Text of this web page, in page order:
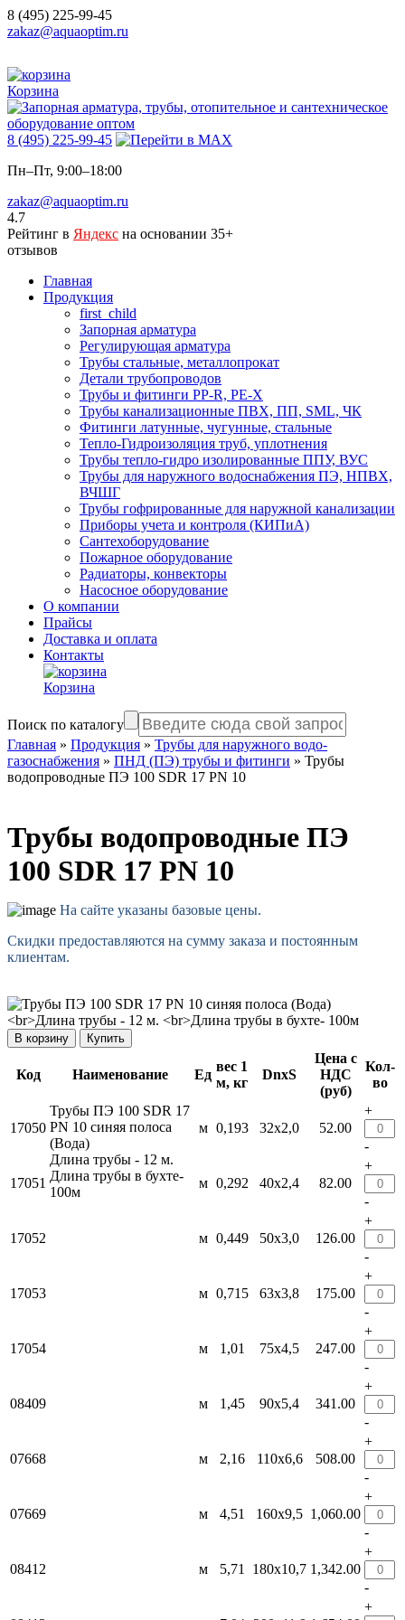
8 (495) 225-99-45
zakaz@aquaoptim.ru
Корзина
8 (495) 225-99-45
Пн–Пт, 9:00–18:00
zakaz@aquaoptim.ru
4.7
Рейтинг в Яндекс на основании 35+
отзывов
Главная
Продукция
first_child
Запорная арматура
Регулирующая арматура
Трубы стальные, металлопрокат
Детали трубопроводов
Трубы и фитинги PP-R, PE-X
Трубы канализационные ПВХ, ПП, SML, ЧК
Фитинги латунные, чугунные, стальные
Тепло-Гидроизоляция труб, уплотнения
Трубы тепло-гидро изолированные ППУ, ВУС
Трубы для наружного водоснабжения ПЭ, НПВХ,
ВЧШГ
Трубы гофрированные для наружной канализации
Приборы учета и контроля (КИПиА)
Сантехоборудование
Пожарное оборудование
Радиаторы, конвекторы
Насосное оборудование
О компании
Прайсы
Доставка и оплата
Контакты
Корзина
Поиск по каталогу
Главная » Продукция » Трубы для наружного водо-
газоснабжения » ПНД (ПЭ) трубы и фитинги » Трубы
водопроводные ПЭ 100 SDR 17 PN 10
Трубы водопроводные ПЭ
100 SDR 17 PN 10
На сайте указаны базовые цены.
Скидки предоставляются на сумму заказа и постоянным
клиентам.
Купить
Код Наименование Ед
вес 1
м, кг
DnxS
Цена с
НДС
(руб)
Кол-
во
17050
Трубы ПЭ 100 SDR 17
PN 10 cиняя полоса
(Вода)
Длина трубы - 12 м.
Длина трубы в бухте-
100м
м 0,193 32х2,0 52.00
+
-
17051 м 0,292 40х2,4 82.00
+
-
17052 м 0,449 50х3,0 126.00
+
-
17053 м 0,715 63х3,8 175.00
+
-
17054 м 1,01 75х4,5 247.00
+
-
08409 м 1,45 90х5,4 341.00
+
-
07668 м 2,16 110х6,6 508.00
+
-
07669 м 4,51 160х9,5 1,060.00
+
-
08412 м 5,71 180х10,7 1,342.00
+
-
+